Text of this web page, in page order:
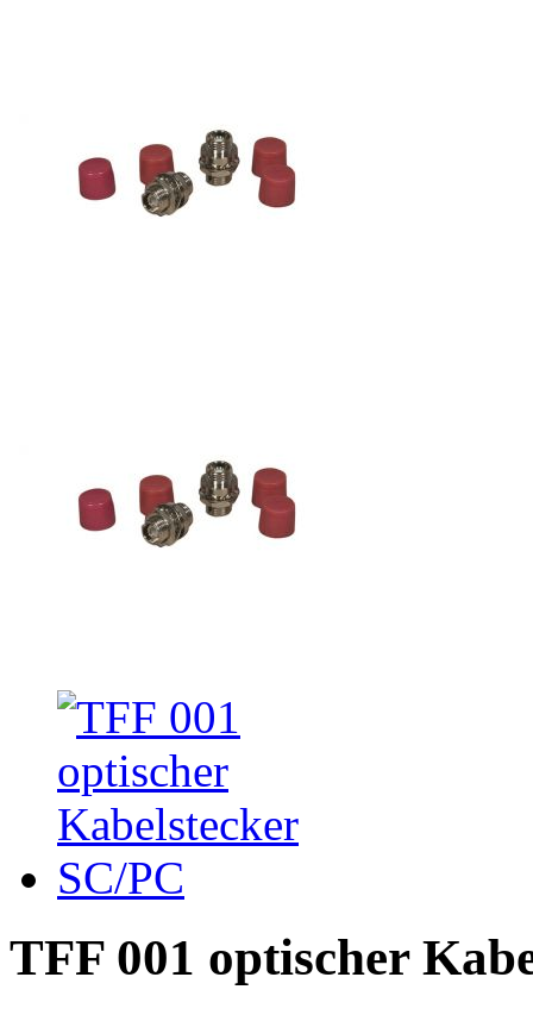
TFF 001 optischer